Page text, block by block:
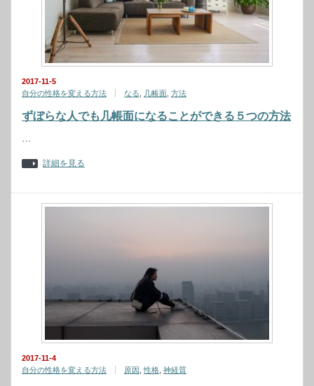
2017-11-5
自分の性格を変える方法
なる 几帳面 方法
ずぼらな人でも几帳面になることができる５つの方法
…
詳細を見る
2017-11-4
自分の性格を変える方法
原因 ,性格 神経質